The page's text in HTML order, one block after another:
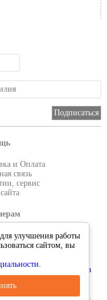
и Оплата
связь
сервис
работы
улучшения работы
сайтом, вы
.